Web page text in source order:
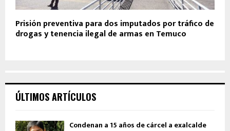
Prisión preventiva para dos imputados por tráfico de
drogas y tenencia ilegal de armas en Temuco
ÚLTIMOS ARTÍCULOS
Condenan a 15 años de cárcel a exalcalde